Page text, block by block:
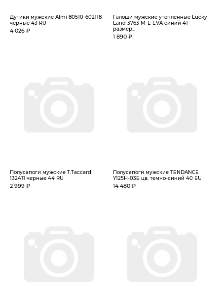
Дутики мужские Almi 80510-602118
черные 43 RU
4 026 ₽
Галоши мужские утепленные Lucky
Land 3763 M-L-EVA синий 41
размер...
1 890 ₽
Полусапоги мужские T.Taccardi
132411 черные 44 RU
2 999 ₽
Полусапоги мужские TENDANCE
Y125H-03E цв. темно-синий 40 EU
14 480 ₽